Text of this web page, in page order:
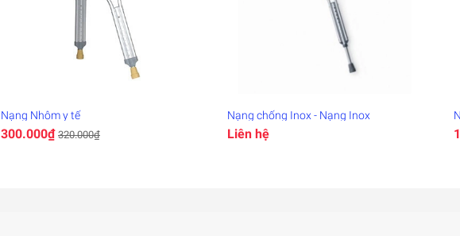
Nạng Nhôm y tế
300.000₫ 320.000₫
Nạng chống Inox - Nạng Inox
Liên hệ